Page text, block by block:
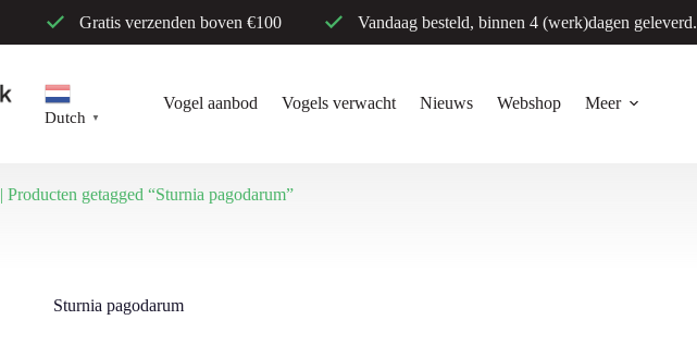
Gratis verzenden boven €100 Vandaag besteld, binnen 4 (werk)dagen geleverd.
Dutch ▼
Vogel aanbod Vogels verwacht Nieuws Webshop Meer
|Producten getagged “Sturnia pagodarum”
Sturnia pagodarum